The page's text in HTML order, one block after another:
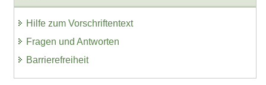
Hilfe zum Vorschriftentext
Fragen und Antworten
Barrierefreiheit